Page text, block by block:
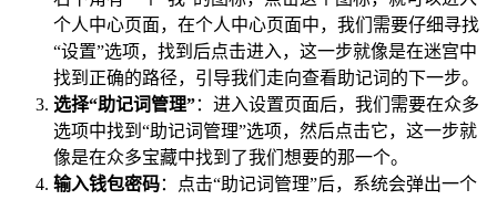
个人中心页面，在个人中心页面中，我们需要仔细寻找
“设置”选项，找到后点击进入，这一步就像是在迷宫中
找到正确的路径，引导我们走向查看助记词的下一步。
选择“助记词管理”：进入设置页面后，我们需要在众多
选项中找到“助记词管理”选项，然后点击它，这一步就
像是在众多宝藏中找到了我们想要的那一个。
输入钱包密码：点击“助记词管理”后，系统会弹出一个